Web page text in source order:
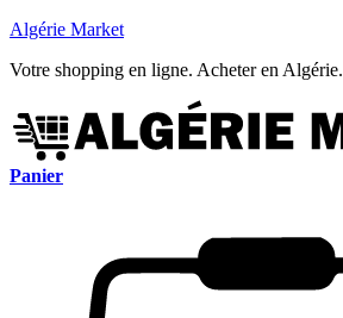
Algérie Market
Votre shopping en ligne. Acheter en Algérie.
Panier